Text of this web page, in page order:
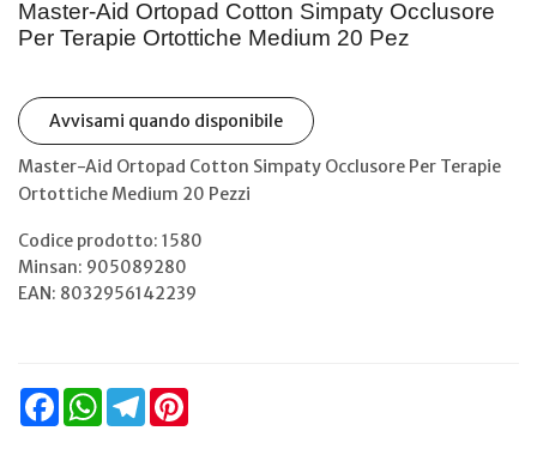
Master-Aid Ortopad Cotton Simpaty Occlusore
Per Terapie Ortottiche Medium 20 Pez
Avvisami quando disponibile
Master-Aid Ortopad Cotton Simpaty Occlusore Per Terapie
Ortottiche Medium 20 Pezzi
Codice prodotto: 1580
Minsan: 905089280
EAN: 8032956142239
FacebookWhatsAppTelegram